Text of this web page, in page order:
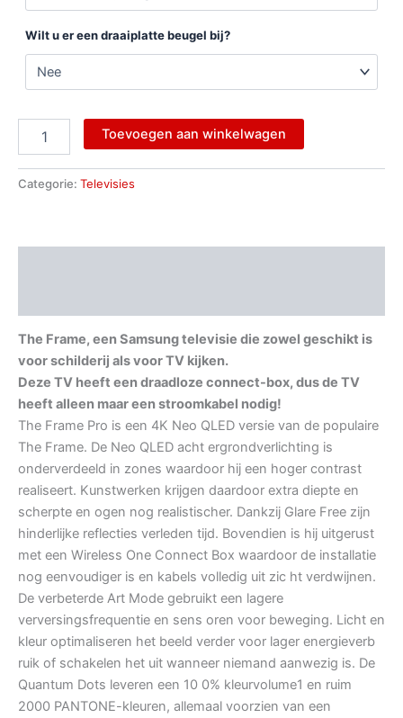
Wilt u er een draaiplatte beugel bij?
Toevoegen aan winkelwagen
Categorie: Televisies
The Frame, een Samsung televisie die zowel geschikt is
voor schilderij als voor TV kijken.
Deze TV heeft een draadloze connect-box, dus de TV
heeft alleen maar een stroomkabel nodig!
The Frame Pro is een 4K Neo QLED versie van de populaire
The Frame. De Neo QLED acht ergrondverlichting is
onderverdeeld in zones waardoor hij een hoger contrast
realiseert. Kunstwerken krijgen daardoor extra diepte en
scherpte en ogen nog realistischer. Dankzij Glare Free zijn
hinderlijke reflecties verleden tijd. Bovendien is hij uitgerust
met een Wireless One Connect Box waardoor de installatie
nog eenvoudiger is en kabels volledig uit zic ht verdwijnen.
De verbeterde Art Mode gebruikt een lagere
verversingsfrequentie en sens oren voor beweging. Licht en
kleur optimaliseren het beeld verder voor lager energieverb
ruik of schakelen het uit wanneer niemand aanwezig is. De
Quantum Dots leveren een 10 0% kleurvolume1 en ruim
2000 PANTONE-kleuren, allemaal voorzien van een